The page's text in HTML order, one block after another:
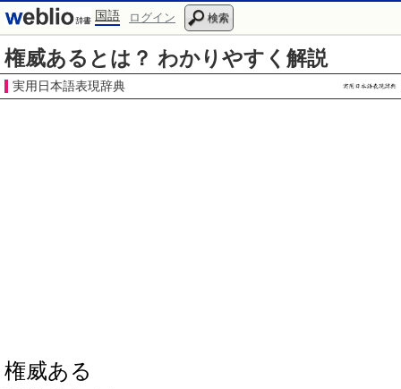
国語 ログイン 検索
権威あるとは？ わかりやすく解説
実用日本語表現辞典
権威ある